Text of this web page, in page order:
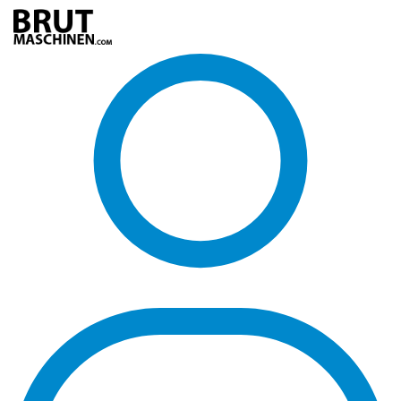
Direkt
zum
Inhalt